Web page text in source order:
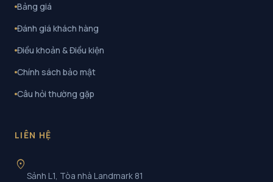
Bảng giá
Đánh giá khách hàng
Điều khoản & Điều kiện
Chính sách bảo mật
Câu hỏi thường gặp
LIÊN HỆ
location_on
Sảnh L1, Tòa nhà Landmark 81